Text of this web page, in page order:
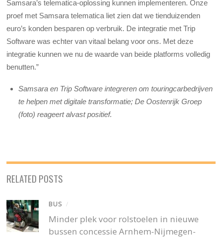
Samsara’s telematica-oplossing kunnen implementeren. Onze
proef met Samsara telematica liet zien dat we tienduizenden
euro’s konden besparen op verbruik. De integratie met Trip
Software was echter van vitaal belang voor ons. Met deze
integratie kunnen we nu de waarde van beide platforms volledig
benutten.”
Samsara en Trip Software integreren om touringcarbedrijven
te helpen met digitale transformatie; De Oostenrijk Groep
(foto) reageert alvast positief.
RELATED POSTS
BUS /
Minder plek voor rolstoelen in nieuwe
bussen concessie Arnhem-Nijmegen-